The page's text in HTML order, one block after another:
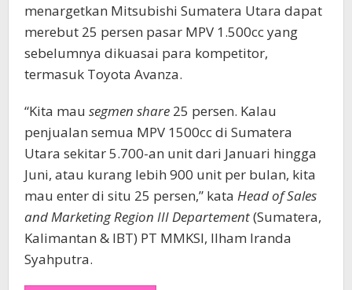
menargetkan Mitsubishi Sumatera Utara dapat
merebut 25 persen pasar MPV 1.500cc yang
sebelumnya dikuasai para kompetitor,
termasuk Toyota Avanza.
“Kita mau segmen share 25 persen. Kalau
penjualan semua MPV 1500cc di Sumatera
Utara sekitar 5.700-an unit dari Januari hingga
Juni, atau kurang lebih 900 unit per bulan, kita
mau enter di situ 25 persen,” kata Head of Sales
and Marketing Region III Departement(Sumatera,
Kalimantan & IBT) PT MMKSI, Ilham Iranda
Syahputra.